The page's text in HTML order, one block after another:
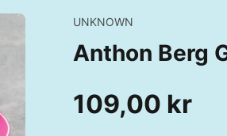
UNKNOWN
Anthon Berg
109,00 kr